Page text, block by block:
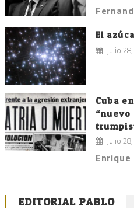
El
julio
Cuba
“nuevo
julio
Enrique
EDITORIAL PABLO